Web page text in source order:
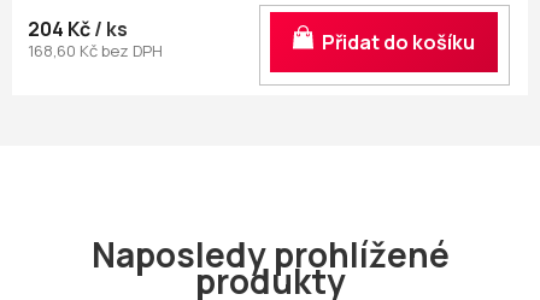
204 Kč/ ks
168,60 Kč bez DPH Do košíku
Naposledy prohlížené
produkty